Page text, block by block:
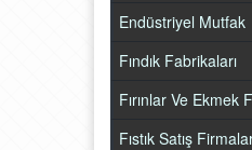
Endüstriyel Mutfak
Fındık Fabrikaları
Fırınlar Ve Ekmek
Fıstık Satış